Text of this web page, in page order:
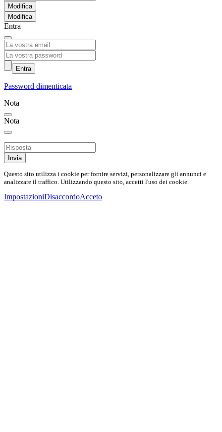
Modifica
Entra
Entra
Password dimenticata
Nota
Nota
Invia
Questo sito utilizza i cookie per fornire servizi, personalizzare gli annunci e
analizzare il traffico. Utilizzando questo sito, accetti l'uso dei cookie.
ImpostazioniDisaccordoAcceto